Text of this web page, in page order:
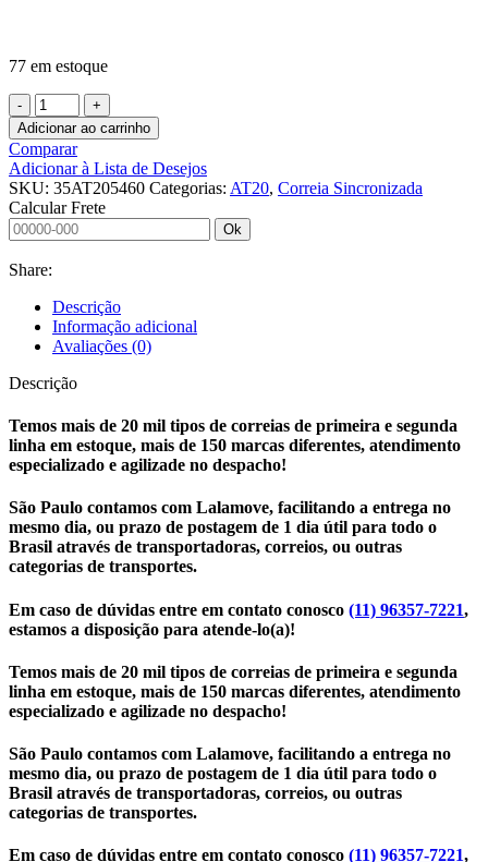
77 em estoque
CORREIA
SINCRONIZADA
35
AT20
5460
FLEX
REV
VERMELHO
21,5MM
CANAL
SUPERIOR
CONF
DES1195
quantidade
Adicionar ao carrinho
Comparar
Adicionar à Lista de Desejos
SKU: 35AT205460 Categorias: AT20, Correia Sincronizada
Calcular Frete
Ok
Share:
Descrição
Informação adicional
Avaliações (0)
Descrição
Temos mais de 20 mil tipos de correias de primeira e segunda
linha em estoque, mais de 150 marcas diferentes, atendimento
especializado e agilizade no despacho!
São Paulo contamos com Lalamove, facilitando a entrega no
mesmo dia, ou prazo de postagem de 1 dia útil para todo o
Brasil através de transportadoras, correios, ou outras
categorias de transportes.
Em caso de dúvidas entre em contato conosco (11) 96357-7221,
estamos a disposição para atende-lo(a)!
Temos mais de 20 mil tipos de correias de primeira e segunda
linha em estoque, mais de 150 marcas diferentes, atendimento
especializado e agilizade no despacho!
São Paulo contamos com Lalamove, facilitando a entrega no
mesmo dia, ou prazo de postagem de 1 dia útil para todo o
Brasil através de transportadoras, correios, ou outras
categorias de transportes.
Em caso de dúvidas entre em contato conosco (11) 96357-7221,